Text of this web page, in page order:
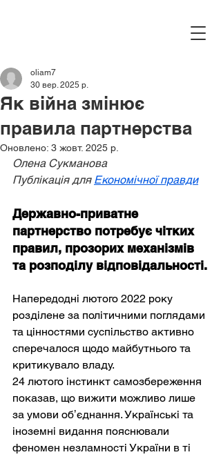
Як війна змінює
правила партнерства
oliam7
30 вер. 2025 р.
Оновлено: 3 жовт. 2025 р.
Олена Сукманова
Публікація для Економічної правди
Державно-приватне
партнерство потребує чітких
правил, прозорих механізмів
та розподілу відповідальності.
Напередодні лютого 2022 року
розділене за політичними поглядами
та цінностями суспільство активно
сперечалося щодо майбутнього та
критикувало владу.
24 лютого інстинкт самозбереження
показав, що вижити можливо лише
за умови обʼєднання. Українські та
іноземні видання пояснювали
феномен незламності України в ті